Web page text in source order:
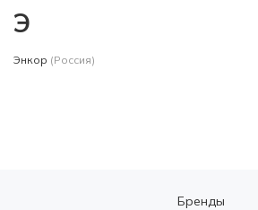
Э
Энкор (Россия)
Бренды